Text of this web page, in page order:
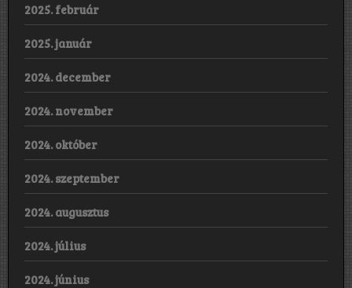
2025. február
2025. január
2024. december
2024. november
2024. október
2024. szeptember
2024. augusztus
2024. július
2024. június